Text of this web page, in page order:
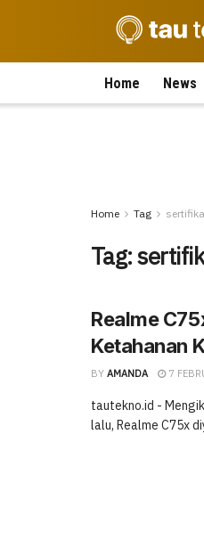
Home News
Home Tag
Tag:
Realme
Ketahanan
BY AMANDA 7
tautekno.id -
lalu, Realme C75x